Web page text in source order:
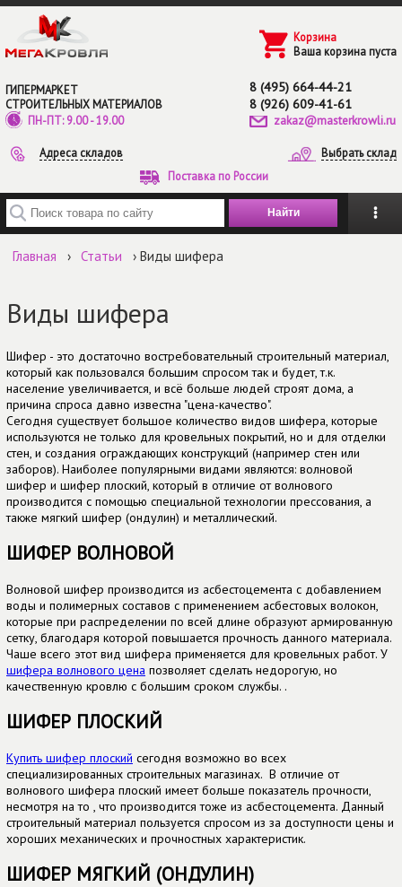
Перейти к основному содержанию
ГИПЕРМАРКЕТ
СТРОИТЕЛЬНЫХ МАТЕРИАЛОВ
ПН-ПТ: 9.00 - 19.00
8 (495) 664-44-21
8 (926) 609-41-61
zakaz@masterkrowli.ru
Адреса складов
Выбрать склад
Поставка по России
Корзина
Ваша корзина пуста
Введите ключевые слова для поиска
Главная › Статьи › Виды шифера
Виды шифера
Шифер - это достаточно востребовательный строительный материал,
который как пользовался большим спросом так и будет, т.к.
население увеличивается, и всё больше людей строят дома, а
причина спроса давно известна "цена-качество".
Сегодня существует большое количество видов шифера, которые
используются не только для кровельных покрытий, но и для отделки
стен, и создания ограждающих конструкций (например стен или
заборов). Наиболее популярными видами являются: волновой
шифер и шифер плоский, который в отличие от волнового
производится с помощью специальной технологии прессования, а
также мягкий шифер (ондулин) и металлический.
ШИФЕР ВОЛНОВОЙ
Волновой шифер производится из асбестоцемента с добавлением
воды и полимерных составов с применением асбестовых волокон,
которые при распределении по всей длине образуют армированную
сетку, благодаря которой повышается прочность данного материала.
Чаше всего этот вид шифера применяется для кровельных работ. У
шифера волнового цена позволяет сделать недорогую, но
качественную кровлю с большим сроком службы. .
ШИФЕР ПЛОСКИЙ
Купить шифер плоский сегодня возможно во всех
специализированных строительных магазинах. В отличие от
волнового шифера плоский имеет больше показатель прочности,
несмотря на то , что производится тоже из асбестоцемента. Данный
строительный материал пользуется спросом из за доступности цены и
хороших механических и прочностных характеристик.
ШИФЕР МЯГКИЙ (ОНДУЛИН)